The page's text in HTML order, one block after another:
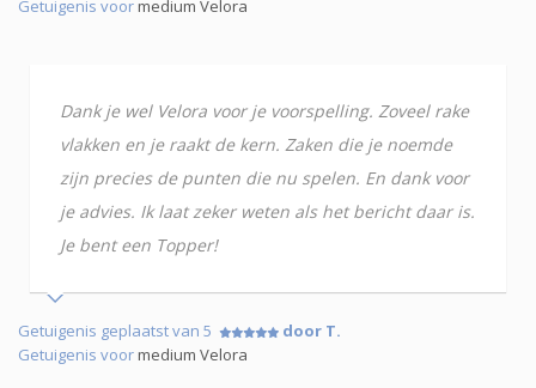
Getuigenis voormedium Velora
Dank je wel Velora voor je voorspelling. Zoveel rake
vlakken en je raakt de kern. Zaken die je noemde
zijn precies de punten die nu spelen. En dank voor
je advies. Ik laat zeker weten als het bericht daar is.
Je bent een Topper!
Getuigenis geplaatst van 5
door T.
Getuigenis voormedium Velora